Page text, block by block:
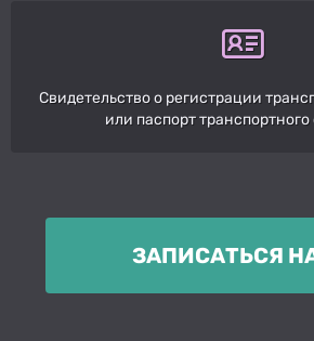
Свидетельство о регистрации
или паспорт транспортного
ЗАПИСАТЬСЯ